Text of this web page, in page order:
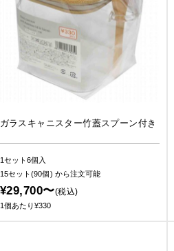
ガラスキャニスター竹蓋スプーン付き
1セット6個入
15セット(90個) から注文可能
¥29,700〜(税込)
1個あたり¥330